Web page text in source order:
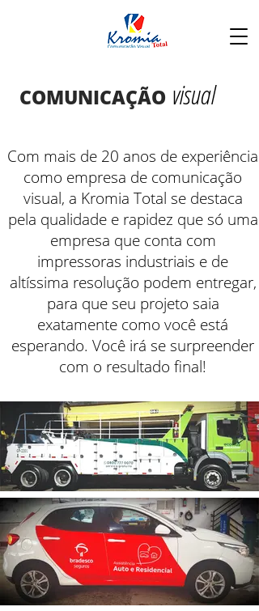
COMUNICAÇÃO visual
Com mais de 20 anos de experiência
como empresa de comunicação
visual, a Kromia Total se destaca
pela qualidade e rapidez que só uma
empresa que conta com
impressoras industriais e de
altíssima resolução podem entregar,
para que seu projeto saia
exatamente como você está
esperando. Você irá se surpreender
com o resultado final!